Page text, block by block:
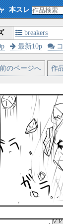
本スレ
breakers
最新10p
のページへ 作